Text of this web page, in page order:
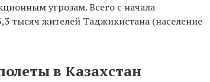
угрозам. Всего с начала
тысяч жителей Таджикистана (население
в Казахстан